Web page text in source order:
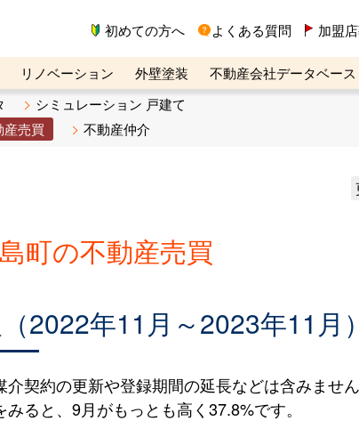
初めての方へ よくある質問 加盟
リノベーション 外壁塗装
不動産会社データベース
不動産売却ご相談デスク
シミュレーション 戸建て
産売買 不動産仲介
町の不動産売買
2022年11月～2023年11月）
契約の更新や登録期間の延長などは含みませ
ると、9月がもっとも高く37.8%です。